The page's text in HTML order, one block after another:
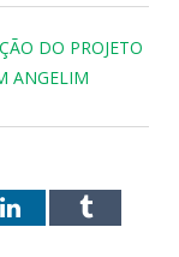
DO PROJETO
ANGELIM
LinkedInTumblr